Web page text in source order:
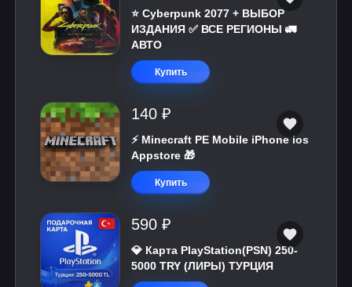
⭐ Cyberpunk 2077 + ВЫБОР
ИЗДАНИЯ ✅ ВСЕ РЕГИОНЫ 🚛
АВТО
Купить
140 ₽
⚡️ Minecraft PE Mobile iPhone ios
Appstore 🎁
Купить
590 ₽
💎 Карта PlayStation(PSN) 250-
5000 TRY (ЛИРЫ) ТУРЦИЯ